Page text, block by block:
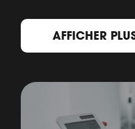
AFFICHER